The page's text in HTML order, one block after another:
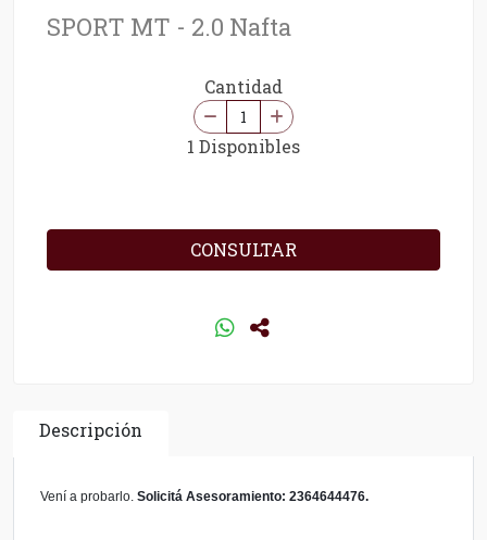
SPORT MT - 2.0 Nafta
Cantidad
1 Disponibles
CONSULTAR
Descripción
Vení a probarlo. Solicitá Asesoramiento: 2364644476.